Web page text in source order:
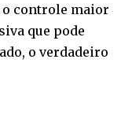
controle maior
que pode
o verdadeiro